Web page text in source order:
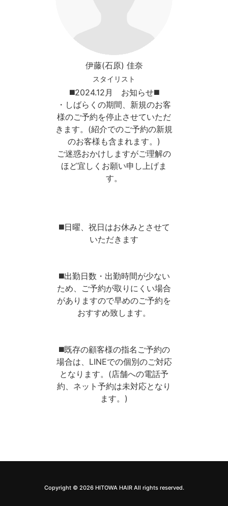
伊藤(石原) 佳奈
スタイリスト
◼️2024.12月 お知らせ◼️
・しばらくの期間、新規のお客
様のご予約を停止させていただ
きます。(紹介でのご予約の新規
のお客様も含まれます。)
ご迷惑おかけしますがご理解の
ほど宜しくお願い申し上げま
す。
◼️日曜、祝日はお休みとさせて
いただきます
◼️出勤日数・出勤時間が少ない
ため、ご予約が取りにくい場合
がありますので早めのご予約を
おすすめ致します。
◼️既存の顧客様の指名ご予約の
場合は、LINEでの個別のご対応
となります。(店舗への電話予
約、ネット予約は未対応となり
ます。)
Copyright © 2026 HITOWA HAIR All rights reserved.